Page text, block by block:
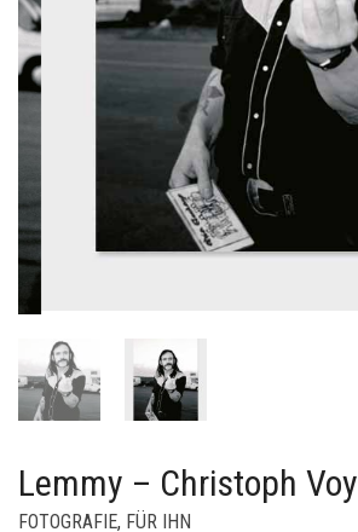
Lemmy – Christoph Voy
FOTOGRAFIE FÜR IHN